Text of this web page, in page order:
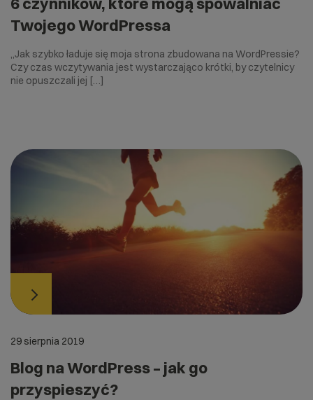
Twojego WordPressa
„Jak szybko ładuje się moja strona zbudowana na WordPressie?
Czy czas wczytywania jest wystarczająco krótki, by czytelnicy
nie opuszczali jej […]
29 sierpnia 2019
Blog na WordPress – jak go
przyspieszyć?